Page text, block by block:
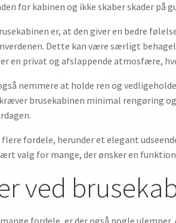
for kabinen og ikke skaber skader på
er, at den giver en bedre
Dette kan være særligt
en privat og afslappende atmosfære,
nemmere at holde ren og
brusekabinen minimal rengøring
fordele, herunder et elegant
valg for mange, der ønsker en
ved
fordele, er der også nogle